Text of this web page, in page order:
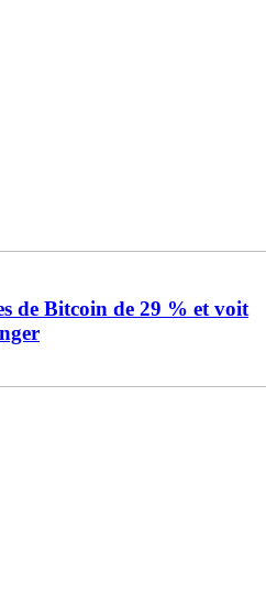
de Bitcoin de 29 % et voit